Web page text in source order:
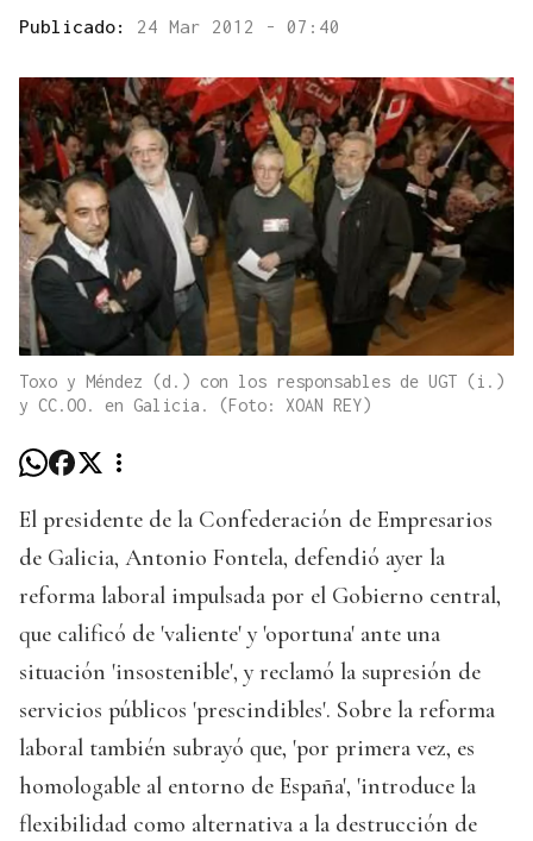
Publicado: 24 Mar 2012 - 07:40
Toxo y Méndez (d.) con los responsables de UGT (i.)
y CC.OO. en Galicia. (Foto: XOAN REY)
El presidente de la Confederación de Empresarios
de Galicia, Antonio Fontela, defendió ayer la
reforma laboral impulsada por el Gobierno central,
que calificó de 'valiente' y 'oportuna' ante una
situación 'insostenible', y reclamó la supresión de
servicios públicos 'prescindibles'. Sobre la reforma
laboral también subrayó que, 'por primera vez, es
homologable al entorno de España', 'introduce la
flexibilidad como alternativa a la destrucción de